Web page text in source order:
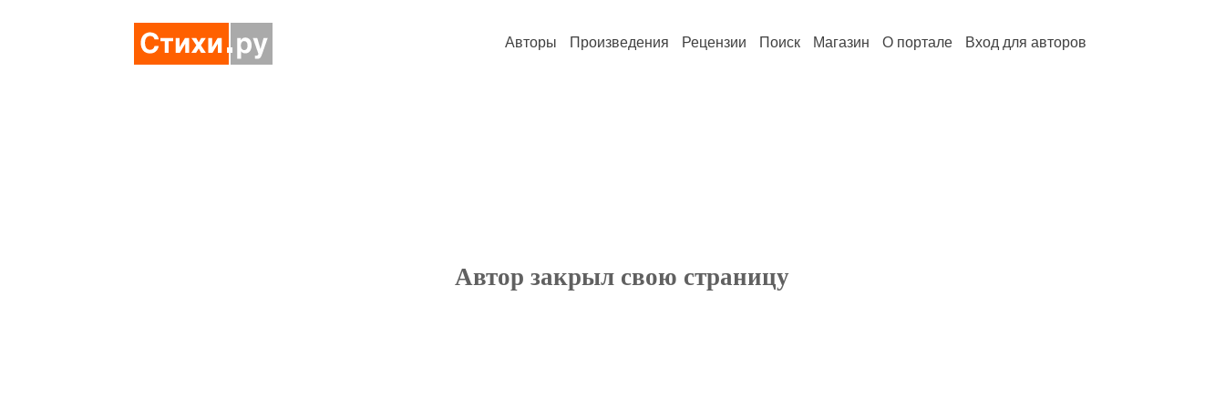
Авторы Произведения Рецензии Поиск Магазин О портале Вход для авторов
Автор закрыл свою страницу